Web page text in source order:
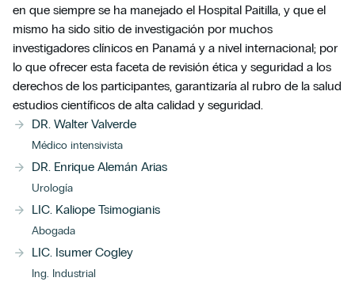
en que siempre se ha manejado el Hospital Paitilla, y que el
mismo ha sido sitio de investigación por muchos
investigadores clínicos en Panamá y a nivel internacional; por
lo que ofrecer esta faceta de revisión ética y seguridad a los
derechos de los participantes, garantizaría al rubro de la salud
estudios científicos de alta calidad y seguridad.
DR. Walter Valverde
Médico intensivista
DR. Enrique Alemán Arias
Urología
LIC. Kaliope Tsimogianis
Abogada
LIC. Isumer Cogley
Ing. Industrial
Solicita tu cita a través del
formulario
Horario de atención:
Lunes a Viernes de 7:00 a.m. a 6:00 p.m.